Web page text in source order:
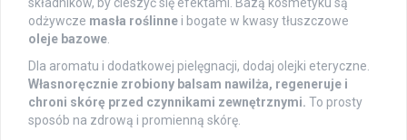
odżywcze masła roślinne i bogate w kwasy tłuszczowe
oleje bazowe
Dla aromatu i dodatkowej pielęgnacji, dodaj olejki eteryczne.
Własnoręcznie zrobiony balsam nawilża, regeneruje i
chroni skórę przed czynnikami zewnętrznymi. To prosty
sposób na zdrową i promienną skórę.